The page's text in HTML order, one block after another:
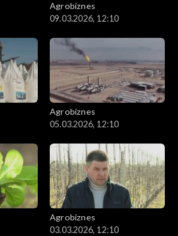
Agrobiznes
09.03.2026, 12:10
Agrobiznes
05.03.2026, 12:10
Agrobiznes
03.03.2026, 12:10